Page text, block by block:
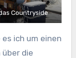
Countryside
ich um einen
die